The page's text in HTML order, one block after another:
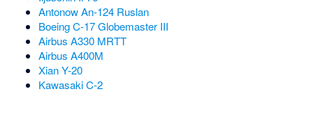
Antonow An-124 Ruslan
Boeing C-17 Globemaster III
Airbus A330 MRTT
Airbus A400M
Xian Y-20
Kawasaki C-2